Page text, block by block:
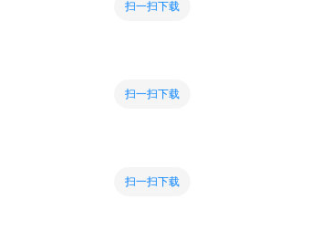
扫一扫下载
扫一扫下载
扫一扫下载